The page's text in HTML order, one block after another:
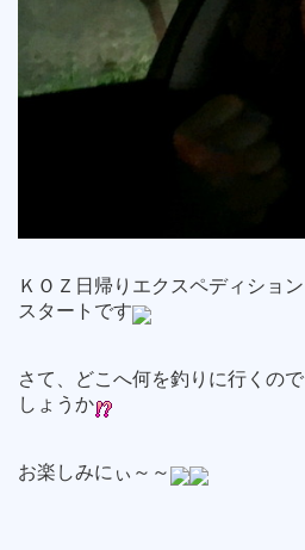
ＫＯＺ日帰りエクスペディション
スタートです
さて、どこへ何を釣りに行くので
しょうか
お楽しみにぃ～～